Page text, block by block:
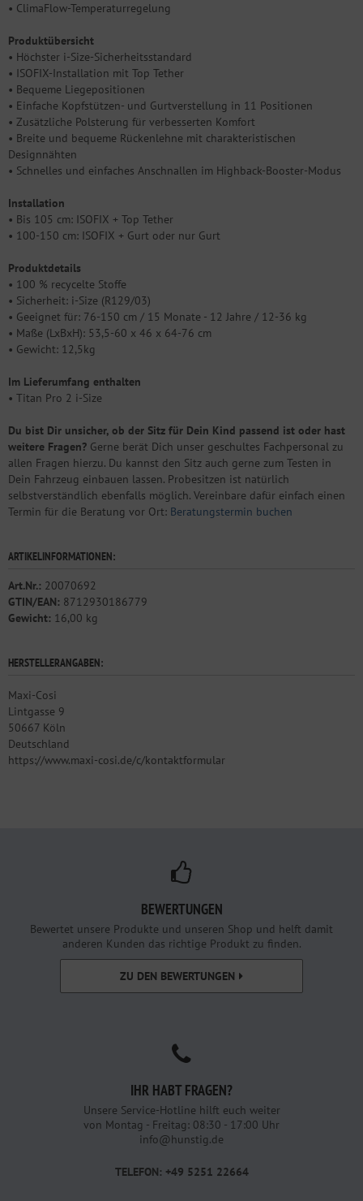
• ClimaFlow-Temperaturregelung
Produktübersicht
• Höchster i-Size-Sicherheitsstandard
• ISOFIX-Installation mit Top Tether
• Bequeme Liegepositionen
• Einfache Kopfstützen- und Gurtverstellung in 11 Positionen
• Zusätzliche Polsterung für verbesserten Komfort
• Breite und bequeme Rückenlehne mit charakteristischen
Designnähten
• Schnelles und einfaches Anschnallen im Highback-Booster-Modus
Installation
• Bis 105 cm: ISOFIX + Top Tether
• 100-150 cm: ISOFIX + Gurt oder nur Gurt
Produktdetails
• 100 % recycelte Stoffe
• Sicherheit: i-Size (R129/03)
• Geeignet für: 76-150 cm / 15 Monate - 12 Jahre / 12-36 kg
• Maße (LxBxH): 53,5-60 x 46 x 64-76 cm
• Gewicht: 12,5kg
Im Lieferumfang enthalten
• Titan Pro 2 i-Size
Du bist Dir unsicher, ob der Sitz für Dein Kind passend ist oder hast
weitere Fragen? Gerne berät Dich unser geschultes Fachpersonal zu
allen Fragen hierzu. Du kannst den Sitz auch gerne zum Testen in
Dein Fahrzeug einbauen lassen. Probesitzen ist natürlich
selbstverständlich ebenfalls möglich. Vereinbare dafür einfach einen
Termin für die Beratung vor Ort: Beratungstermin buchen
ARTIKELINFORMATIONEN:
Art.Nr.: 20070692
GTIN/EAN: 8712930186779
Gewicht: 16,00 kg
HERSTELLERANGABEN:
Maxi-Cosi
Lintgasse 9
50667 Köln
Deutschland
https://www.maxi-cosi.de/c/kontaktformular
BEWERTUNGEN
Bewertet unsere Produkte und unseren Shop und helft damit
anderen Kunden das richtige Produkt zu finden.
ZU DEN BEWERTUNGEN
IHR HABT FRAGEN?
Unsere Service-Hotline hilft euch weiter
von Montag - Freitag: 08:30 - 17:00 Uhr
info@hunstig.de
TELEFON: +49 5251 22664